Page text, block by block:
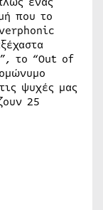
που το
το “Out of
ψυχές μας
25